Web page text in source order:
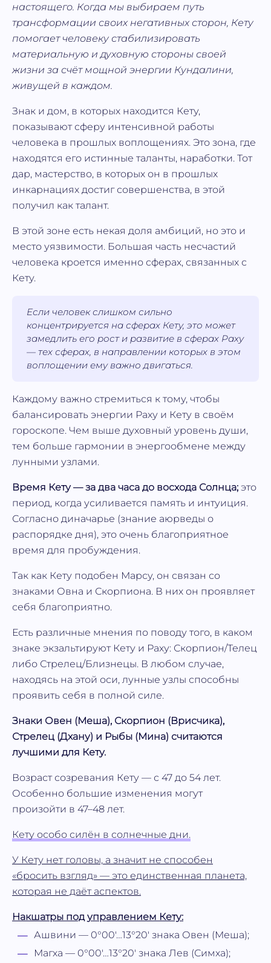
настоящего. Когда мы выбираем путь
трансформации своих негативных сторон, Кету
помогает человеку стабилизировать
материальную и духовную стороны своей
жизни за счёт мощной энергии Кундалини,
живущей в каждом.
Знак и дом, в которых находится Кету,
показывают сферу интенсивной работы
человека в прошлых воплощениях. Это зона, где
находятся его истинные таланты, наработки. Тот
дар, мастерство, в которых он в прошлых
инкарнациях достиг совершенства, в этой
получил как талант.
В этой зоне есть некая доля амбиций, но это и
место уязвимости. Большая часть несчастий
человека кроется именно сферах, связанных с
Кету.
Если человек слишком сильно
концентрируется на сферах Кету, это может
замедлить его рост и развитие в сферах Раху
— тех сферах, в направлении которых в этом
воплощении ему важно двигаться.
Каждому важно стремиться к тому, чтобы
балансировать энергии Раху и Кету в своём
гороскопе. Чем выше духовный уровень души,
тем больше гармонии в энергообмене между
лунными узлами.
Время Кету — за два часа до восхода Солнца; это
период, когда усиливается память и интуиция.
Согласно диначарье (знание аюрведы о
распорядке дня), это очень благоприятное
время для пробуждения.
Так как Кету подобен Марсу, он связан со
знаками Овна и Скорпиона. В них он проявляет
себя благоприятно.
Есть различные мнения по поводу того, в каком
знаке экзальтируют Кету и Раху: Скорпион/Телец
либо Стрелец/Близнецы. В любом случае,
находясь на этой оси, лунные узлы способны
проявить себя в полной силе.
Знаки Овен (Меша), Скорпион (Врисчика),
Стрелец (Дхану) и Рыбы (Мина) считаются
лучшими для Кету.
Возраст созревания Кету — с 47 до 54 лет.
Особенно большие изменения могут
произойти в 47–48 лет.
Кету особо силён в солнечные дни.
У Кету нет головы, а значит не способен
«бросить взгляд» — это единственная планета,
которая не даёт аспектов.
Накшатры под управлением Кету:
Ашвини — 0°00′…13°20′ знака Овен (Меша);
Магха — 0°00′…13°20′ знака Лев (Симха);